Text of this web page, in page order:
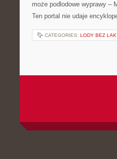
może podlodowe wyprawy –
Ten portal nie udaje
CATEGORIES: LODY BEZ